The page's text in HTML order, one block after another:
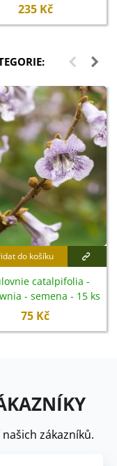
235 Kč
do košíku
catalpifolia -
- semena - 15 ks
75 Kč
zákazníků.